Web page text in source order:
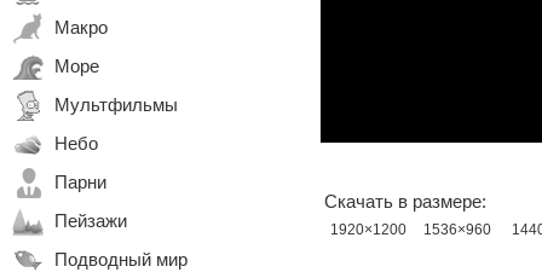
Макро
Море
Мультфильмы
Небо
Парни
Пейзажи
Подводный мир
Скачать в размере:
1920×1200 1536×960